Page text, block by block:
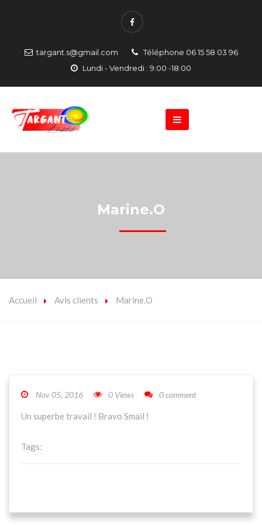
targant.s@gmail.com
Téléphone 06 15 58 03 96
Lundi - Vendredi : 9:00 -18:00
Marine.O
Accueil Avis clients Marine.O
Nov 05, 2016 0 Views 0 comment
Un superbe travail ! Bravo Smail !
Tags: